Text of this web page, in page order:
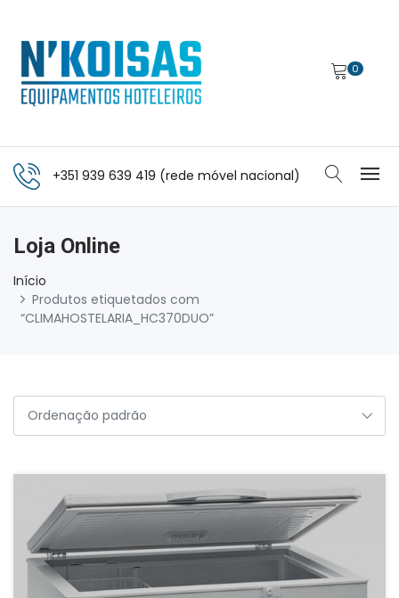
0
+351 939 639 419 (rede móvel nacional)
Loja Online
Início
Produtos etiquetados com
“CLIMAHOSTELARIA_HC370DUO”